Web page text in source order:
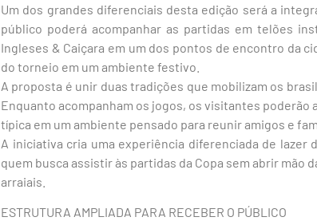
Um dos grandes diferenciais desta edição será a
público poderá acompanhar as partidas em telões
Ingleses & Caiçara em um dos pontos de encontro da
do torneio em um ambiente festivo.
A proposta é unir duas tradições que mobilizam os
Enquanto acompanham os jogos, os visitantes
típica em um ambiente pensado para reunir amigos e
A iniciativa cria uma experiência diferenciada de
quem busca assistir às partidas da Copa sem abrir mão
arraiais.
ESTRUTURA AMPLIADA PARA RECEBER O PÚBLICO